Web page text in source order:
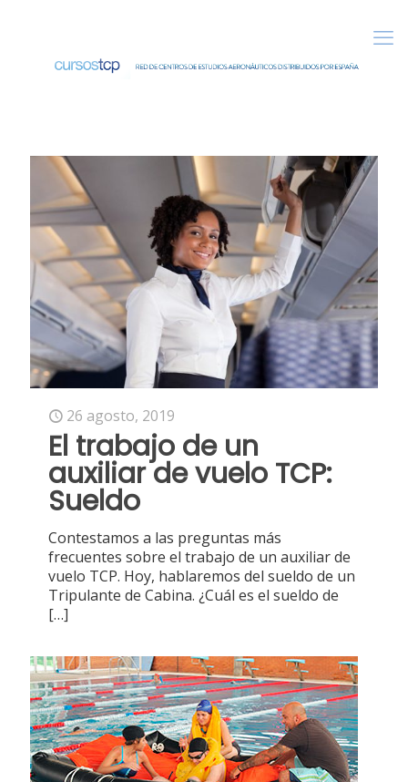
26 agosto, 2019
El trabajo de un
auxiliar de vuelo TCP:
Sueldo
Contestamos a las preguntas más
frecuentes sobre el trabajo de un auxiliar de
vuelo TCP. Hoy, hablaremos del sueldo de un
Tripulante de Cabina. ¿Cuál es el sueldo de
[…]